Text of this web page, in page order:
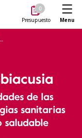
0
Presupuesto Menu
Aspectos genéticos: Telomeros y envejecimiento
de las
sanitarias
saludable